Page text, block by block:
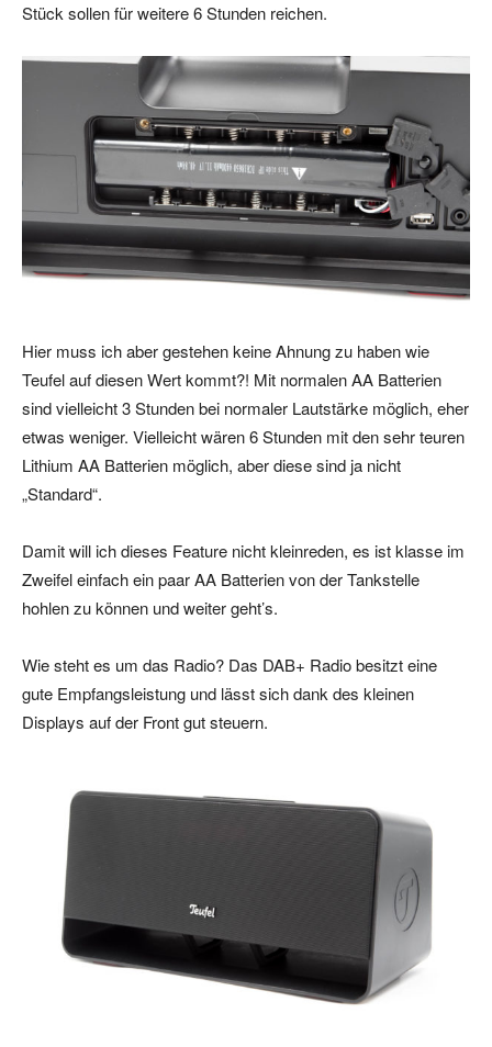
Stück sollen für weitere 6 Stunden reichen.
Hier muss ich aber gestehen keine Ahnung zu haben wie
Teufel auf diesen Wert kommt?! Mit normalen AA Batterien
sind vielleicht 3 Stunden bei normaler Lautstärke möglich, eher
etwas weniger. Vielleicht wären 6 Stunden mit den sehr teuren
Lithium AA Batterien möglich, aber diese sind ja nicht
„Standard“.
Damit will ich dieses Feature nicht kleinreden, es ist klasse im
Zweifel einfach ein paar AA Batterien von der Tankstelle
hohlen zu können und weiter geht’s.
Wie steht es um das Radio? Das DAB+ Radio besitzt eine
gute Empfangsleistung und lässt sich dank des kleinen
Displays auf der Front gut steuern.